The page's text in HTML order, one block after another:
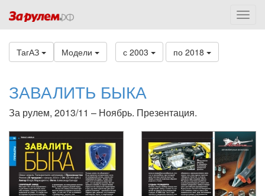
ТагАЗ Модели с 2003 по 2018
ЗАВАЛИТЬ БЫКА
За рулем, 2013/11 – Ноябрь. Презентация.